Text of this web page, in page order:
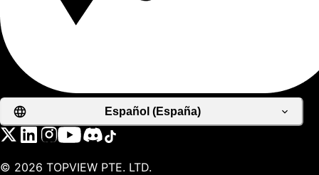
Español (España)
© 2026 TOPVIEW PTE. LTD.